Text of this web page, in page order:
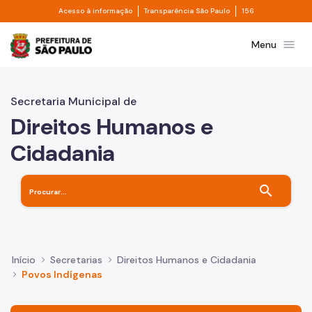
Pular para o Conteúdo principal
Acesso à informação Divisor de acesso à informação
Transparência São Paulo Divisor de
156
Prefeitura de São PauloMenu menu
Secretaria Municipal de
Direitos Humanos e
Cidadania
search
Início Secretarias
Direitos Humanos e Cidadania
Povos Indígenas